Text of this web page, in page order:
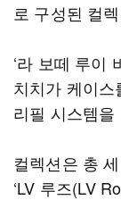
로 구성된 컬
‘라 보떼 루이
치치가 케이스
리필 시스템
컬렉션은 총
‘LV 루즈(LV